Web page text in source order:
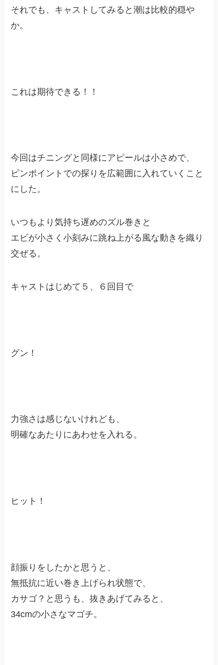
それでも、キャストしてみると潮は比較的穏や
か。
これは期待できる！！
今回はチニングと同様にアピールは小さめで、
ピンポイントでの探りを広範囲に入れていくこと
にした。
いつもより気持ち遅めのズル巻きと
エビが小さく小刻みに跳ね上がる風な動きを織り
交ぜる。
キャストはじめて５、６回目で
グン！
力強さは感じないけれども、
明確なあたりにあわせを入れる。
ヒット！
顔振りをしたかと思うと、
無抵抗に近い巻き上げられ状態で、
カサゴ？と思うも、抜きあげてみると、
34cmの小さなマゴチ。